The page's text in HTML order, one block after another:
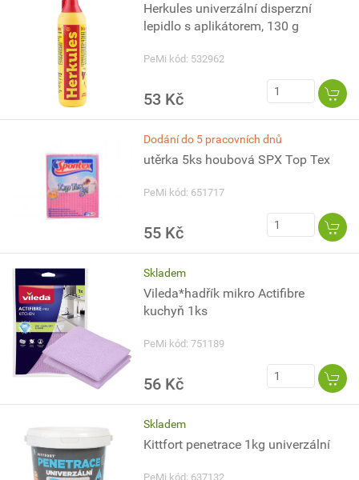
Herkules univerzální disperzní
lepidlo s aplikátorem, 130 g
PeMi kód: 532962
53 Kč
Dodání do 5 pracovních dnů
utěrka 5ks houbová SPX Top Tex
PeMi kód: 651717
55 Kč
Skladem
Vileda*hadřík mikro Actifibre
kuchyň 1ks
PeMi kód: 751189
56 Kč
Skladem
Kittfort penetrace 1kg univerzální
PeMi kód: 637132